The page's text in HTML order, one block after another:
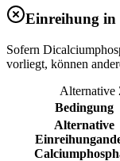
Einreihung in
Sofern
vorliegt, können
Alternative
Bedingung
Alternative
Einreihung